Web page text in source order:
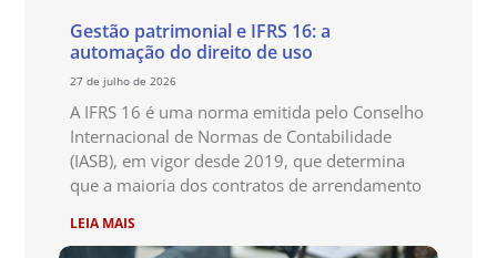
Gestão patrimonial e IFRS 16: a
automação do direito de uso
27 de julho de 2026
A IFRS 16 é uma norma emitida pelo Conselho
Internacional de Normas de Contabilidade
(IASB), em vigor desde 2019, que determina
que a maioria dos contratos de arrendamento
LEIA MAIS